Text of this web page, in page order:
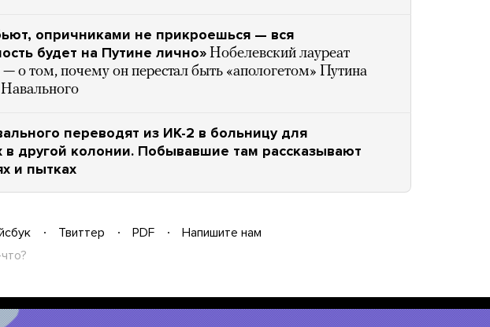
опричниками не прикроешься — вся
будет на Путине лично» Нобелевский лауреат
о том, почему он перестал быть «апологетом» Путина
переводят из ИК-2 в больницу для
другой колонии. Побывавшие там рассказывают
и пытках
Твиттер PDF
Напишите нам